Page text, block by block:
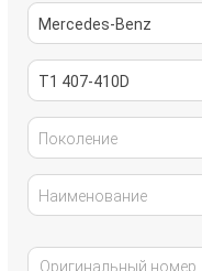
Mercedes-Benz
T1 407-410D
Поколение
Наименование